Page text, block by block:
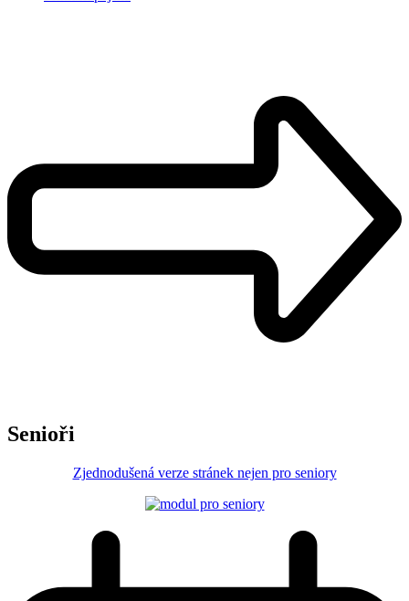
Senioři
Zjednodušená verze stránek nejen pro seniory